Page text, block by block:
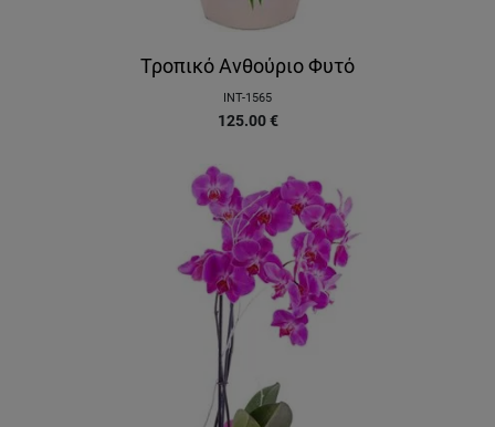
Τροπικό Ανθούριο Φυτό
INT-1565
125.00 €